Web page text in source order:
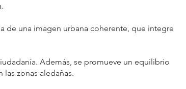
de una imagen urbana coherente, que integre
Además, se promueve un equilibrio
zonas aledañas.